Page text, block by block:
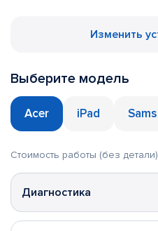
Изменить
Выберите модель
Acer iPad
Стоимость работы (без детали)
Диагностика